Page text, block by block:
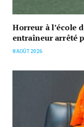
Horreur à l’école
entraîneur arrêté
8 AOÛT 2026